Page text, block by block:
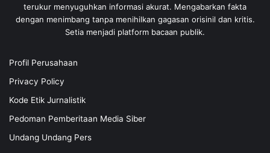
terukur menyuguhkan informasi akurat. Mengabarkan fakta
dengan menimbang tanpa menihilkan gagasan orisinil dan kritis.
Setia menjadi platform bacaan publik.
Profil Perusahaan
Privacy Policy
Kode Etik Jurnalistik
Pedoman Pemberitaan Media Siber
Undang Undang Pers